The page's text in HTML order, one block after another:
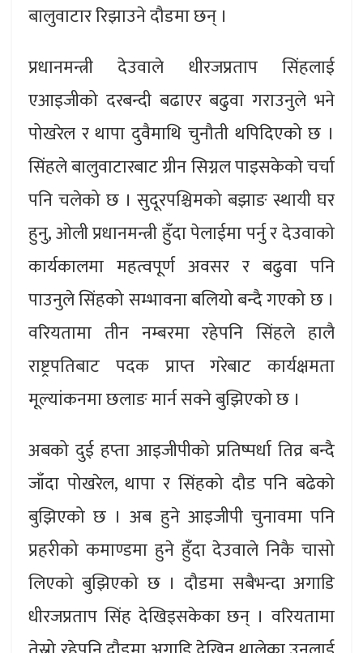
बालुवाटार रिझाउने दौडमा छन् ।
प्रधानमन्त्री देउवाले धीरजप्रताप सिंहलाई
एआइजीको दरबन्दी बढाएर बढुवा गराउनुले भने
पोखरेल र थापा दुवैमाथि चुनौती थपिदिएको छ ।
सिंहले बालुवाटारबाट ग्रीन सिग्नल पाइसकेको चर्चा
पनि चलेको छ । सुदूरपश्चिमको बझाङ स्थायी घर
हुनु, ओली प्रधानमन्त्री हुँदा पेलाईमा पर्नु र देउवाको
कार्यकालमा महत्वपूर्ण अवसर र बढुवा पनि
पाउनुले सिंहको सम्भावना बलियो बन्दै गएको छ ।
वरियतामा तीन नम्बरमा रहेपनि सिंहले हालै
राष्ट्रपतिबाट पदक प्राप्त गरेबाट कार्यक्षमता
मूल्यांकनमा छलाङ मार्न सक्ने बुझिएको छ ।
अबको दुई हप्ता आइजीपीको प्रतिष्पर्धा तिव्र बन्दै
जाँदा पोखरेल, थापा र सिंहको दौड पनि बढेको
बुझिएको छ । अब हुने आइजीपी चुनावमा पनि
प्रहरीको कमाण्डमा हुने हुँदा देउवाले निकै चासो
लिएको बुझिएको छ । दौडमा सबैभन्दा अगाडि
धीरजप्रताप सिंह देखिइसकेका छन् । वरियतामा